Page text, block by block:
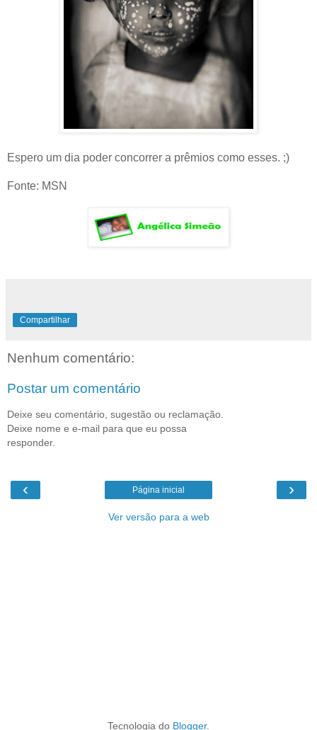
Espero um dia poder concorrer a prêmios como esses. ;)
Fonte: MSN
Compartilhar
Nenhum comentário:
Postar um comentário
Deixe seu comentário, sugestão ou reclamação.
Deixe nome e e-mail para que eu possa
responder.
‹ ›
Página inicial
Ver versão para a web
Tecnologia do Blogger.